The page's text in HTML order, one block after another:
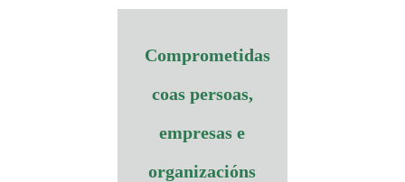
Comprometidas
coas persoas,
empresas e
organizacións